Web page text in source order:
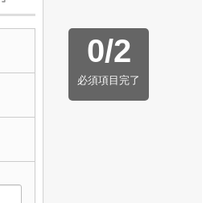
0/2
必須項目完了